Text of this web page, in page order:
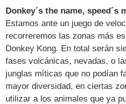
Donkey´s the name, speed´s
Estamos ante un juego de
recorreremos las zonas más
Donkey Kong. En total serán
fases volcánicas, nevadas, o
junglas míticas que no podían
mayor diversidad, en ciertas
utilizar a los animales que ya